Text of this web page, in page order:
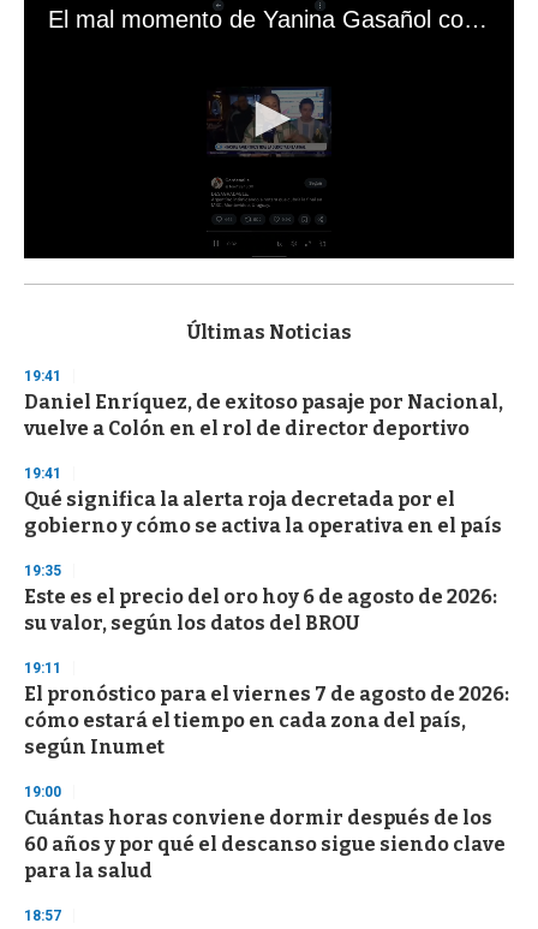
El mal momento de Yanina Gasañol con un hincha argentino en "Subrayado"
s
d
s
o
f
3
s
e
c
n
d
Últimas Noticias
19:41
Daniel Enríquez, de exitoso pasaje por Nacional,
vuelve a Colón en el rol de director deportivo
19:41
Qué significa la alerta roja decretada por el
gobierno y cómo se activa la operativa en el país
19:35
Este es el precio del oro hoy 6 de agosto de 2026:
su valor, según los datos del BROU
19:11
El pronóstico para el viernes 7 de agosto de 2026:
cómo estará el tiempo en cada zona del país,
según Inumet
19:00
Cuántas horas conviene dormir después de los
60 años y por qué el descanso sigue siendo clave
para la salud
18:57